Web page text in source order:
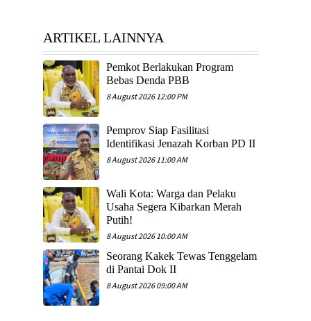
ARTIKEL LAINNYA
Pemkot Berlakukan Program
Bebas Denda PBB
8 August 2026 12:00 PM
Pemprov Siap Fasilitasi
Identifikasi Jenazah Korban PD II
8 August 2026 11:00 AM
Wali Kota: Warga dan Pelaku
Usaha Segera Kibarkan Merah
Putih!
8 August 2026 10:00 AM
Seorang Kakek Tewas Tenggelam
di Pantai Dok II
8 August 2026 09:00 AM